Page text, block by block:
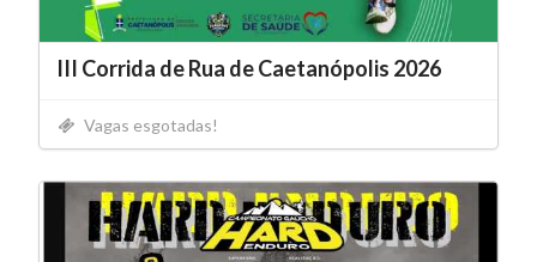
III Corrida de Rua de Caetanópolis 2026
Vagas esgotadas!